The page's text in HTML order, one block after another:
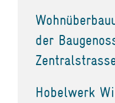
der
Hobelwerk